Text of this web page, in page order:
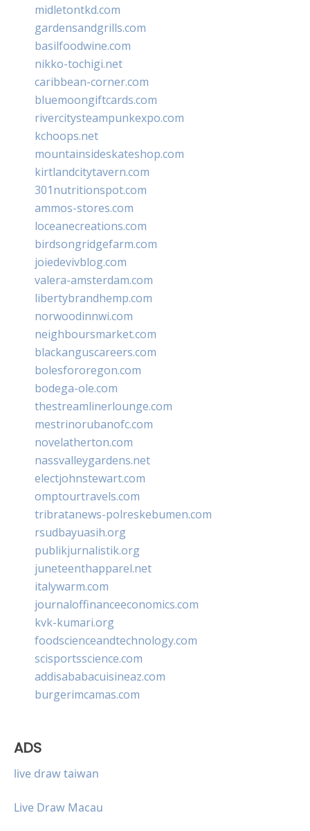
midletontkd.com
gardensandgrills.com
basilfoodwine.com
nikko-tochigi.net
caribbean-corner.com
bluemoongiftcards.com
rivercitysteampunkexpo.com
kchoops.net
mountainsideskateshop.com
kirtlandcitytavern.com
301nutritionspot.com
ammos-stores.com
loceanecreations.com
birdsongridgefarm.com
joiedevivblog.com
valera-amsterdam.com
libertybrandhemp.com
norwoodinnwi.com
neighboursmarket.com
blackanguscareers.com
bolesfororegon.com
bodega-ole.com
thestreamlinerlounge.com
mestrinorubanofc.com
novelatherton.com
nassvalleygardens.net
electjohnstewart.com
omptourtravels.com
tribratanews-polreskebumen.com
rsudbayuasih.org
publikjurnalistik.org
juneteenthapparel.net
italywarm.com
journaloffinanceeconomics.com
kvk-kumari.org
foodscienceandtechnology.com
scisportsscience.com
addisababacuisineaz.com
burgerimcamas.com
ADS
live draw taiwan
Live Draw Macau